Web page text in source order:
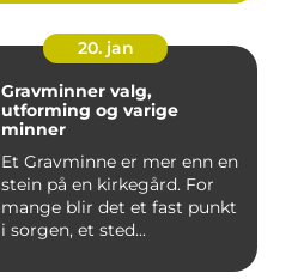
20. jan
Gravminner valg,
utforming og varige
minner
Et Gravminne er mer enn en
stein på en kirkegård. For
mange blir det et fast punkt
i sorgen, et sted...